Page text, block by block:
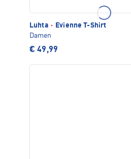
Luhta ·
Evienne T-Shirt
Damen
€ 49,99